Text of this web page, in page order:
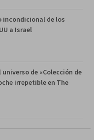
incondicional de los
a Israel
de «Colección de
irrepetible en The